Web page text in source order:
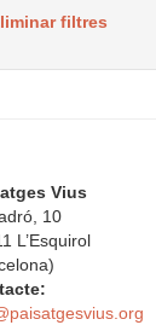
filtres
Vius
10
L’Esquirol